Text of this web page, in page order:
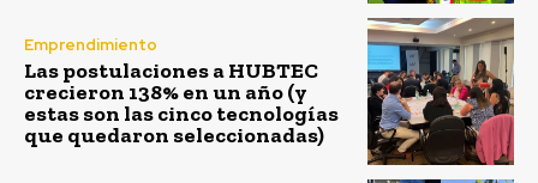
Emprendimiento
Las postulaciones a HUBTEC
crecieron 138% en un año (y
estas son las cinco tecnologías
que quedaron seleccionadas)